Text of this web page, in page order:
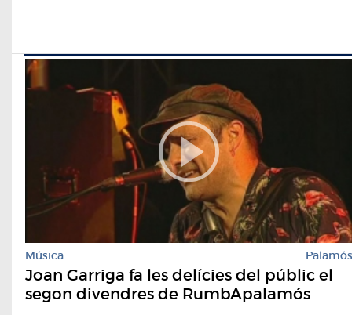
Música Palamós
Joan Garriga fa les delícies del públic el
segon divendres de RumbApalamós